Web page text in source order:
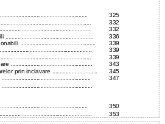
325
332
332
336
..................................................
339
339
339
...................................................... 343
prin inclavare ..............................
345
347
350
353